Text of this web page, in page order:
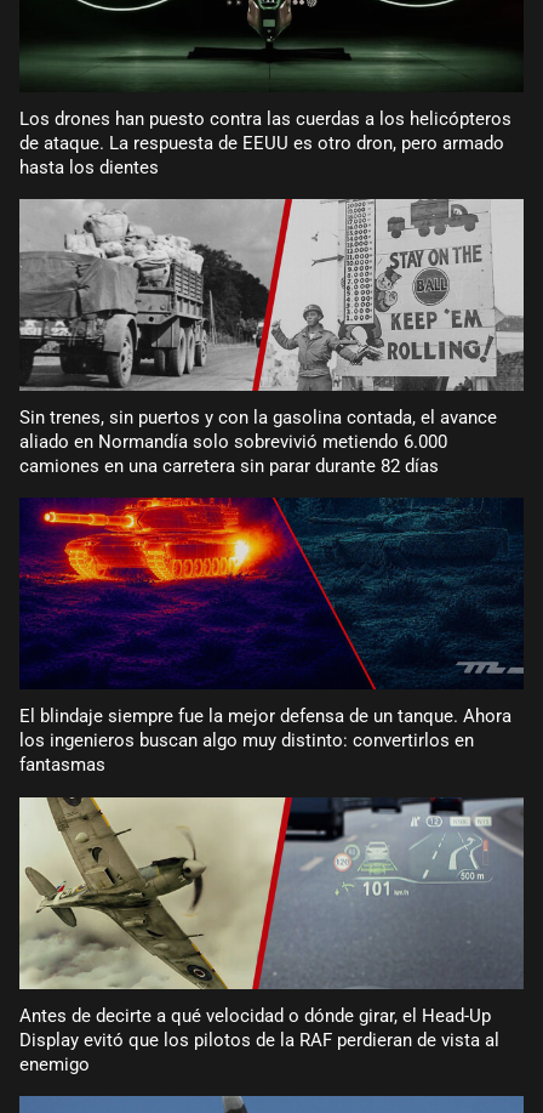
Los drones han puesto contra las cuerdas a los helicópteros
de ataque. La respuesta de EEUU es otro dron, pero armado
hasta los dientes
Sin trenes, sin puertos y con la gasolina contada, el avance
aliado en Normandía solo sobrevivió metiendo 6.000
camiones en una carretera sin parar durante 82 días
El blindaje siempre fue la mejor defensa de un tanque. Ahora
los ingenieros buscan algo muy distinto: convertirlos en
fantasmas
Antes de decirte a qué velocidad o dónde girar, el Head-Up
Display evitó que los pilotos de la RAF perdieran de vista al
enemigo